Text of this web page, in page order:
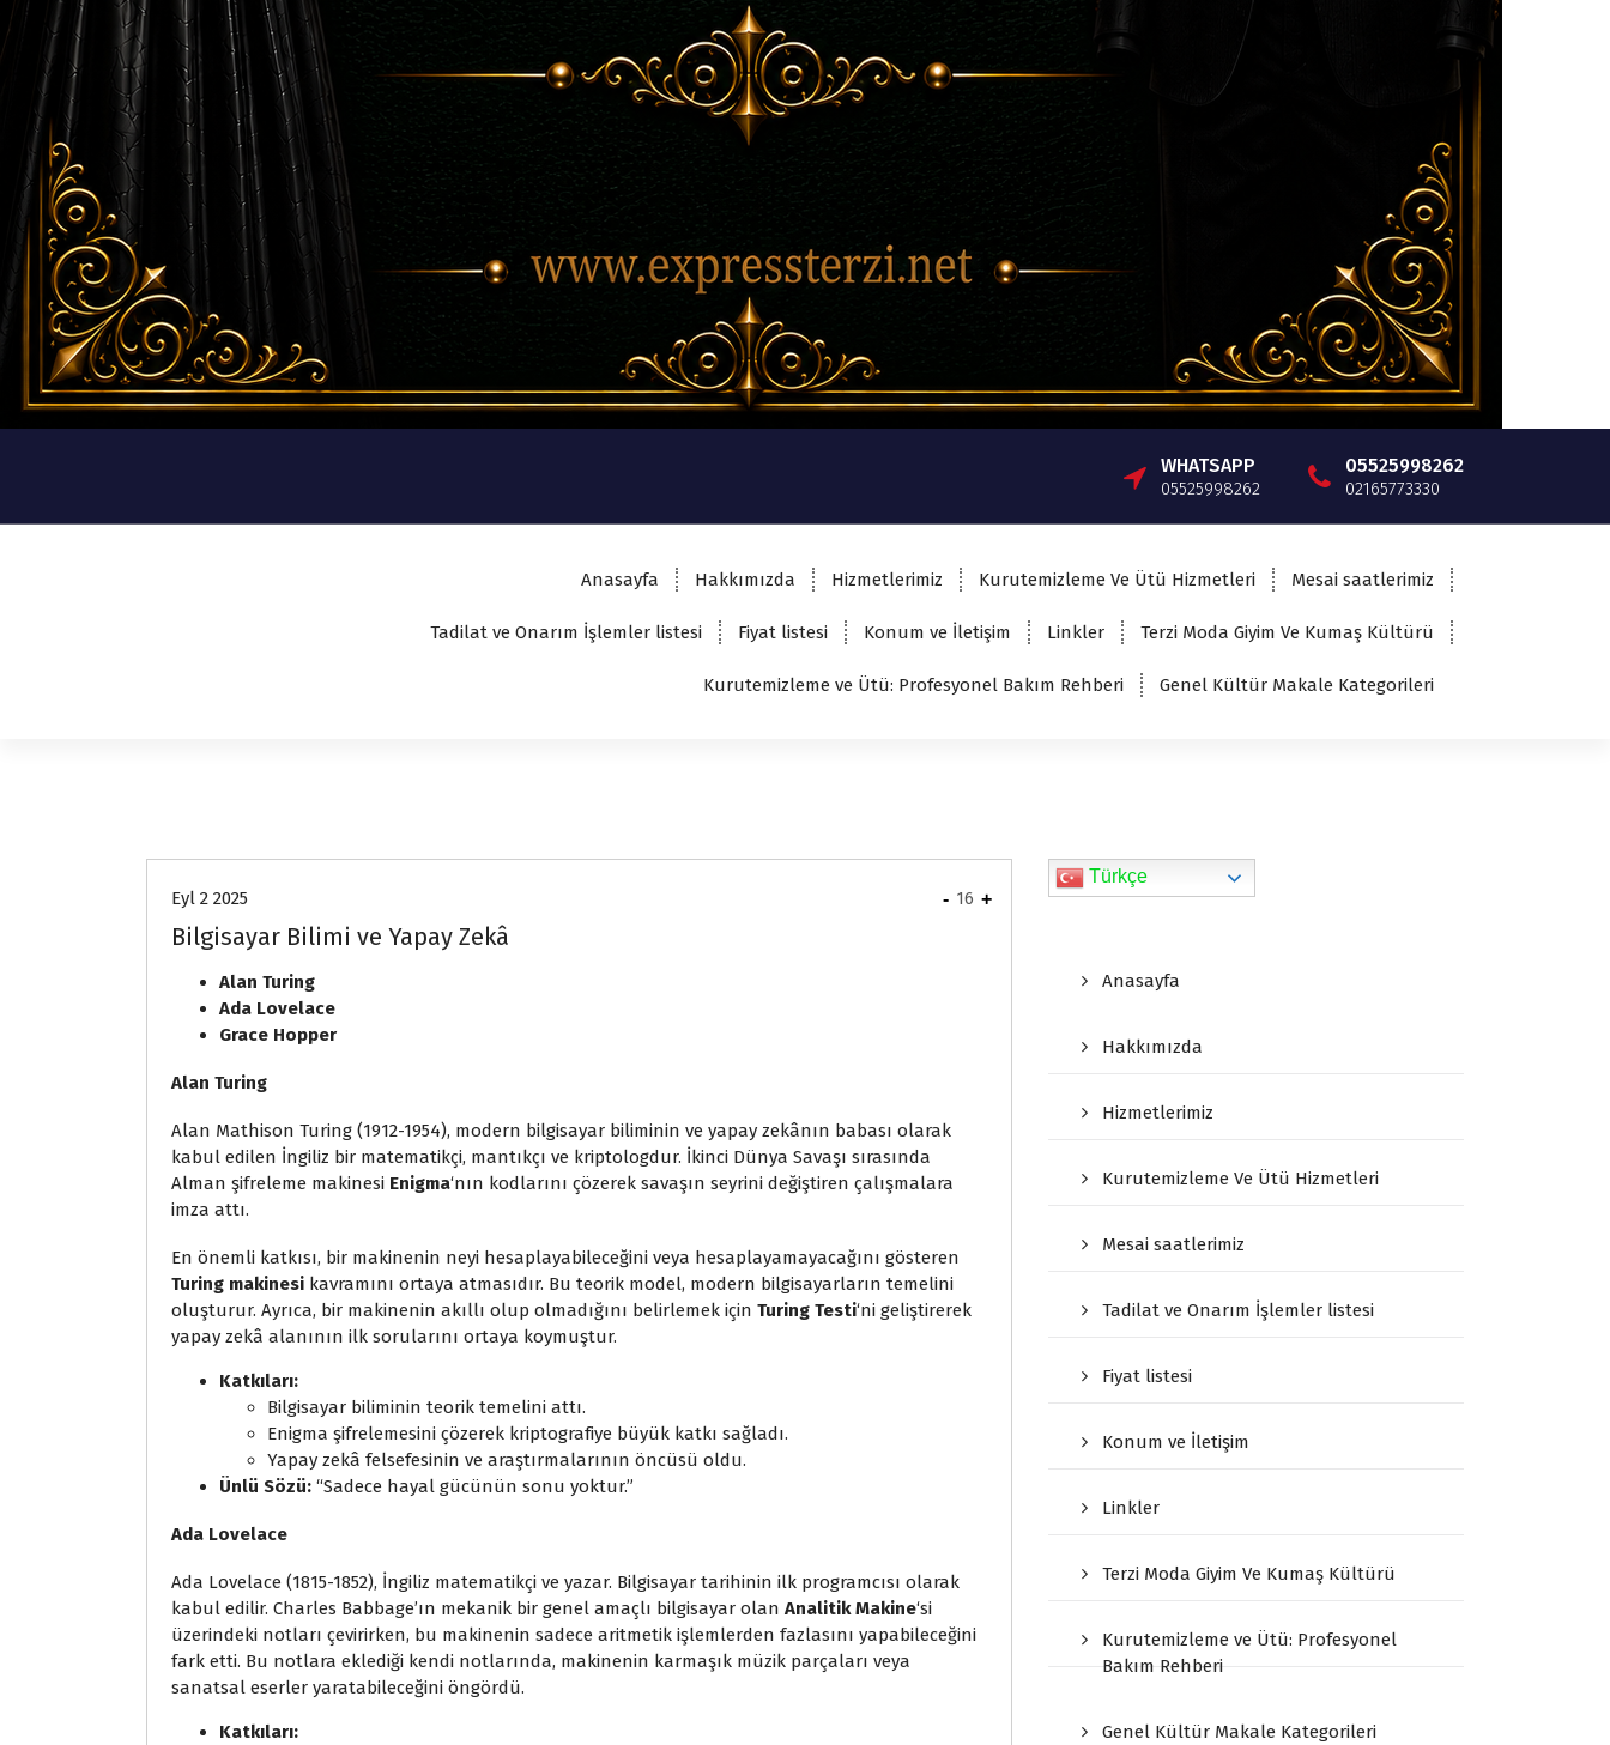
WHATSAPP
05525998262
05525998262
02165773330
Anasayfa Hakkımızda Hizmetlerimiz Kurutemizleme Ve Ütü Hizmetleri Mesai saatlerimiz
Tadilat ve Onarım İşlemler listesi Fiyat listesi Konum ve İletişim Linkler Terzi Moda Giyim Ve Kumaş Kültürü
Kurutemizleme ve Ütü: Profesyonel Bakım Rehberi Genel Kültür Makale Kategorileri
Eyl 2 2025
Bilgisayar Bilimi ve Yapay Zekâ
Alan Turing
Ada Lovelace
Grace Hopper
Alan Turing
Alan Mathison Turing (1912-1954), modern bilgisayar biliminin ve yapay zekânın babası olarak
kabul edilen İngiliz bir matematikçi, mantıkçı ve kriptologdur. İkinci Dünya Savaşı sırasında
Alman şifreleme makinesi Enigma‘nın kodlarını çözerek savaşın seyrini değiştiren çalışmalara
imza attı.
En önemli katkısı, bir makinenin neyi hesaplayabileceğini veya hesaplayamayacağını gösteren
Turing makinesi kavramını ortaya atmasıdır. Bu teorik model, modern bilgisayarların temelini
oluşturur. Ayrıca, bir makinenin akıllı olup olmadığını belirlemek için Turing Testi‘ni geliştirerek
yapay zekâ alanının ilk sorularını ortaya koymuştur.
Katkıları:
Bilgisayar biliminin teorik temelini attı.
Enigma şifrelemesini çözerek kriptografiye büyük katkı sağladı.
Yapay zekâ felsefesinin ve araştırmalarının öncüsü oldu.
Ünlü Sözü: “Sadece hayal gücünün sonu yoktur.”
Ada Lovelace
Ada Lovelace (1815-1852), İngiliz matematikçi ve yazar. Bilgisayar tarihinin ilk programcısı olarak
kabul edilir. Charles Babbage’ın mekanik bir genel amaçlı bilgisayar olan Analitik Makine‘si
üzerindeki notları çevirirken, bu makinenin sadece aritmetik işlemlerden fazlasını yapabileceğini
fark etti. Bu notlara eklediği kendi notlarında, makinenin karmaşık müzik parçaları veya
sanatsal eserler yaratabileceğini öngördü.
Katkıları:
- 16 +
Türkçe
Anasayfa
Hakkımızda
Hizmetlerimiz
Kurutemizleme Ve Ütü Hizmetleri
Mesai saatlerimiz
Tadilat ve Onarım İşlemler listesi
Fiyat listesi
Konum ve İletişim
Linkler
Terzi Moda Giyim Ve Kumaş Kültürü
Kurutemizleme ve Ütü: Profesyonel
Bakım Rehberi
Genel Kültür Makale Kategorileri